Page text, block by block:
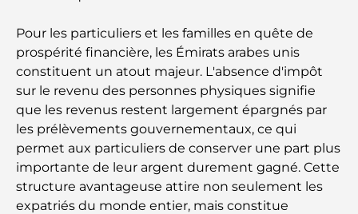
Les meilleurs hôtels de Business Bay, à Dubaï :
votre guide ultime
Les meilleurs cafés avec vue à Dubaï : un parfait
mélange de saveurs et de paysages
Restaurants avec vue sur le Burj Al Arab :
Expériences gastronomiques exceptionnelles à
Dubaï
Pour les particuliers et les familles en quête de
prospérité financière, les Émirats arabes unis
constituent un atout majeur. L'absence d'impôt
sur le revenu des personnes physiques signifie
que les revenus restent largement épargnés par
les prélèvements gouvernementaux, ce qui
permet aux particuliers de conserver une part plus
importante de leur argent durement gagné. Cette
structure avantageuse attire non seulement les
expatriés du monde entier, mais constitue